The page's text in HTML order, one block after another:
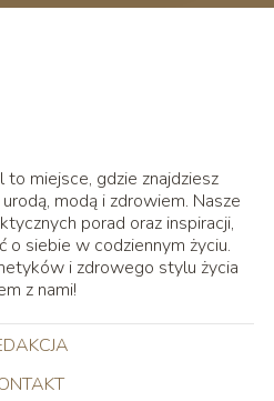
miejsce, gdzie znajdziesz
modą i zdrowiem. Nasze
porad oraz inspiracji,
o siebie w codziennym życiu.
i zdrowego stylu życia
z nami!